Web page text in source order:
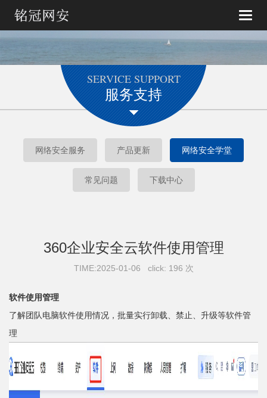
Toggle
SERVICE SUPPORT
服务支持
网络安全服务 产品更新 网络安全学堂
常见问题 下载中心
360企业安全云软件使用管理
TIME:2025-01-06 click: 196 次
软件使用管理
了解团队电脑软件使用情况，批量实行卸载、禁止、升级等软件管
理